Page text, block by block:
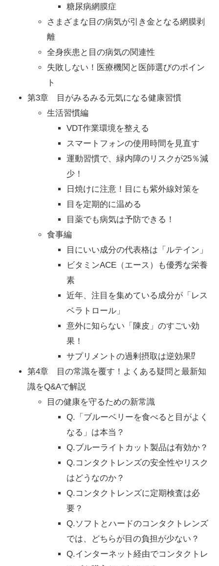
糖尿病網膜症
さまざまな目の病気が引き金となる網膜剥
離
全身疾患と目の病気の関連性
失敗しない！医療機関と医師選びのポイン
ト
第3章 目がみるみる元気になる健康習慣
生活習慣編
VDT作業環境を整える
スマートフォンの使用時間を見直す
運動習慣で、緑内障のリスクが25％減
少！
日焼けに注意！目にも紫外線対策を
目を定期的に温める
目薬でも病気は予防できる！
食事編
目にいい成分の代表格は「ルテイン」
ビタミンACE（エース）も優秀な栄養
素
近年、注目を集めている成分が「レス
ベラトロール」
意外に知らない「陳皮」のすごい効
果！
サプリメントの過剰摂取は逆効果⁉
第4章 目の常識を覆す！よくある疑問と最新知
識をQ&Aで解説
目の健康を守るための新常識
Q.「ブルーベリーを食べると目がよく
なる」は本当？
Q.ブルーライトカット製品は有効か？
Q.コンタクトレンズの安全性やリスク
はどうなのか？
Q.コンタクトレンズに定期検査は必
要？
Q.ソフトとハードのコンタクトレンズ
では、どちらが目の負担が少ない？
Q.インターネット経由でコンタクトレ